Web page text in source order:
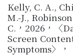
Kelly, C. A.,
M.-J.,
C.，2026，〈
Screen
Symptoms〉，